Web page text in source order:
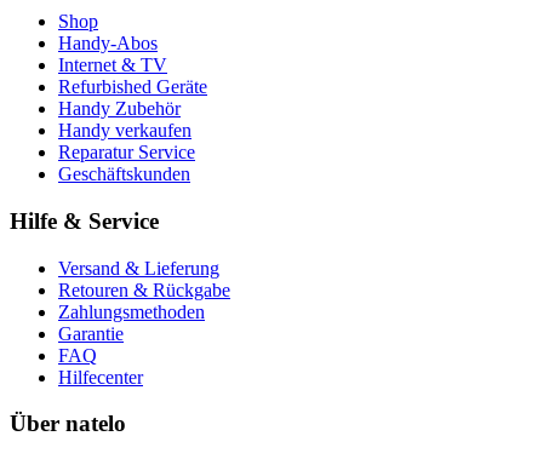
Shop
Handy-Abos
Internet & TV
Refurbished Geräte
Handy Zubehör
Handy verkaufen
Reparatur Service
Geschäftskunden
Hilfe & Service
Versand & Lieferung
Retouren & Rückgabe
Zahlungsmethoden
Garantie
FAQ
Hilfecenter
Über natelo